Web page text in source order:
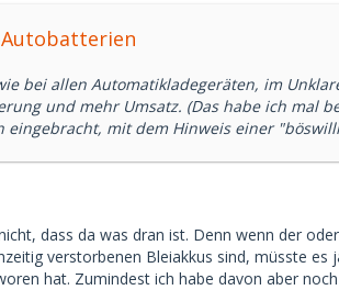
bei allen Automatikladegeräten, im
und mehr Umsatz. (Das habe ich mal
eingebracht, mit dem Hinweis einer
dass da was dran ist. Denn wenn der
verstorbenen Bleiakkus sind, müsste
hat. Zumindest ich habe davon aber